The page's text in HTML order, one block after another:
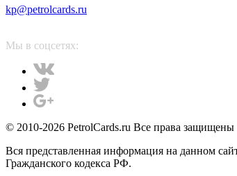
kp@petrolcards.ru
Мы в соцсетях:
© 2010-2026 PetrolCards.ru Все права защищены
Вся представленная информация на данном
Гражданского кодекса РФ.